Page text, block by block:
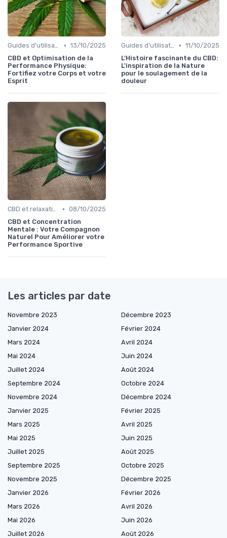
Guides d'utilisation • 13/10/2025
CBD et Optimisation de la
Performance Physique:
Fortifiez votre Corps et votre
Esprit
Guides d'utilisation • 11/10/2025
L'Histoire fascinante du CBD:
L'inspiration de la Nature
pour le soulagement de la
douleur
CBD et relaxation • 08/10/2025
CBD et Concentration
Mentale : Votre Compagnon
Naturel Pour Améliorer votre
Performance Sportive
Les articles par date
Novembre 2023
Décembre 2023
Janvier 2024
Février 2024
Mars 2024
Avril 2024
Mai 2024
Juin 2024
Juillet 2024
Août 2024
Septembre 2024
Octobre 2024
Novembre 2024
Décembre 2024
Janvier 2025
Février 2025
Mars 2025
Avril 2025
Mai 2025
Juin 2025
Juillet 2025
Août 2025
Septembre 2025
Octobre 2025
Novembre 2025
Décembre 2025
Janvier 2026
Février 2026
Mars 2026
Avril 2026
Mai 2026
Juin 2026
Juillet 2026
Août 2026